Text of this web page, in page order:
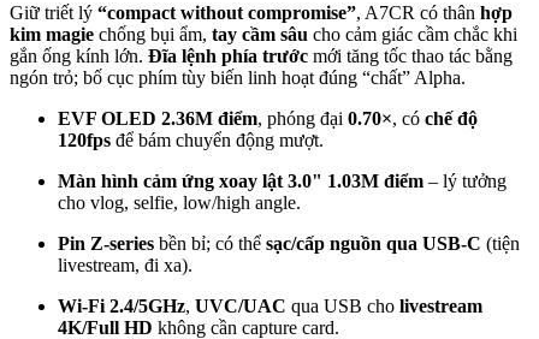
Giữ triết lý “compact without compromise”, A7CR có thân hợp
kim magie chống bụi ẩm, tay cầm sâu cho cảm giác cầm chắc khi
gắn ống kính lớn. Đĩa lệnh phía trước mới tăng tốc thao tác bằng
ngón trỏ; bố cục phím tùy biến linh hoạt đúng “chất” Alpha.
EVF OLED 2.36M điểm, phóng đại 0.70×, có chế độ
120fps để bám chuyển động mượt.
Màn hình cảm ứng xoay lật 3.0" 1.03M điểm – lý tưởng
cho vlog, selfie, low/high angle.
Pin Z-series bền bỉ; có thể sạc/cấp nguồn qua USB-C (tiện
livestream, đi xa).
Wi-Fi 2.4/5GHz, UVC/UAC qua USB cho livestream
4K/Full HD không cần capture card.